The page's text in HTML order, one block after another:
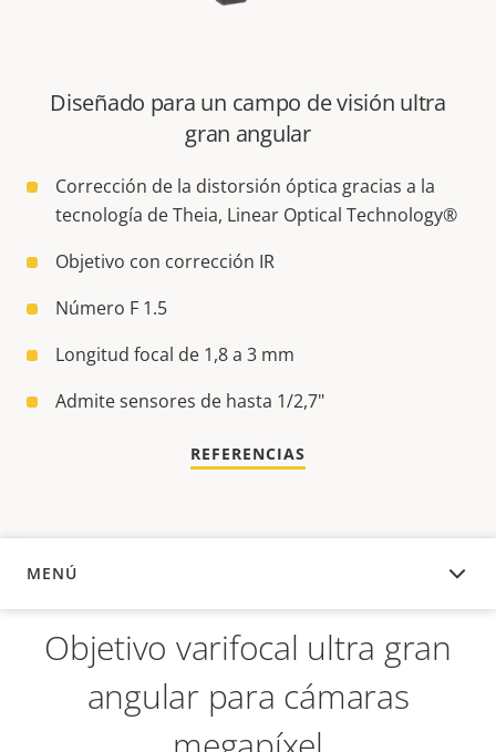
Diseñado para un campo de visión ultra
gran angular
Corrección de la distorsión óptica gracias a la
tecnología de Theia, Linear Optical Technology®
Objetivo con corrección IR
Número F 1.5
Longitud focal de 1,8 a 3 mm
Admite sensores de hasta 1/2,7"
REFERENCIAS
MENÚ
DESCRIPCIÓN
Objetivo varifocal ultra gran
angular para cámaras